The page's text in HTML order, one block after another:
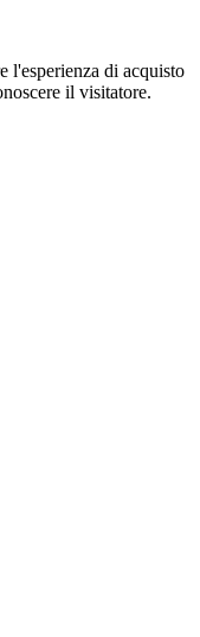
l'esperienza di acquisto
il visitatore.